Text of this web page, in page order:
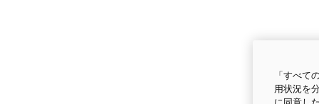
「すべて
用状況を